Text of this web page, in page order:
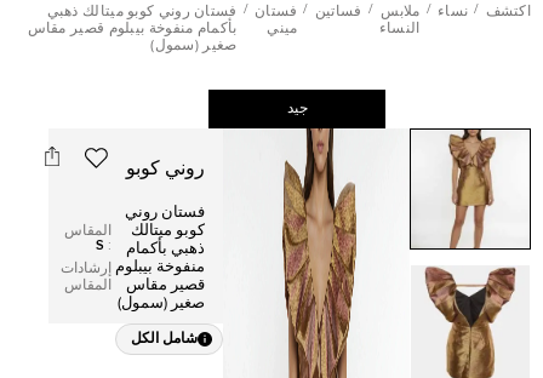
اكتشف / نساء / ملابس
النساء
/ فساتين / فستان
ميني
/ فستان روني كوبو ميتالك ذهبي
بأكمام منفوخة بيبلوم قصير مقاس
صغير (سمول)
جيد
روني كوبو
فستان روني
كوبو ميتالك
ذهبي بأكمام
منفوخة بيبلوم
قصير مقاس
صغير (سمول)
المقاس
:
S
إرشادات
المقاس
شامل الكل